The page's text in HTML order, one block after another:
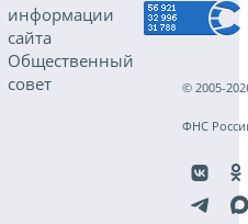
информации
сайта
Общественный
совет
© 2005-
ФНС